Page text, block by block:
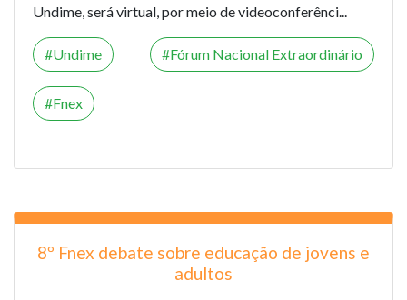
Undime, será virtual, por meio de videoconferênci...
Undime Fórum Nacional Extraordinário
Fnex
8º Fnex debate sobre educação de jovens e
adultos